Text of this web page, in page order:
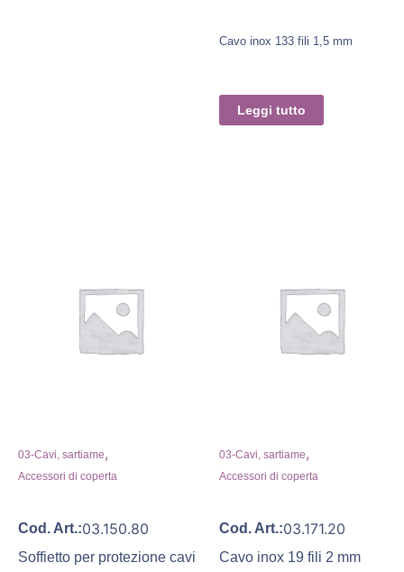
Cavo inox 133 fili 1,5 mm
Leggi tutto
03-Cavi, sartiame,
Accessori di coperta
Cod. Art.:03.150.80
Soffietto per protezione cavi
03-Cavi, sartiame,
Accessori di coperta
Cod. Art.:03.171.20
Cavo inox 19 fili 2 mm